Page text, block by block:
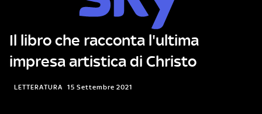
Il libro che racconta l'ultima
impresa artistica di Christo
LETTERATURA 15 Settembre 2021